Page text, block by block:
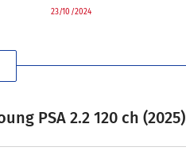
23/10/2024
PSA 2.2 120 ch (2025)